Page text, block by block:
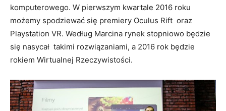
komputerowego. W pierwszym kwartale 2016 roku
możemy spodziewać się premiery Oculus Rift oraz
Playstation VR. Według Marcina rynek stopniowo będzie
się nasycał takimi rozwiązaniami, a 2016 rok będzie
rokiem Wirtualnej Rzeczywistości.